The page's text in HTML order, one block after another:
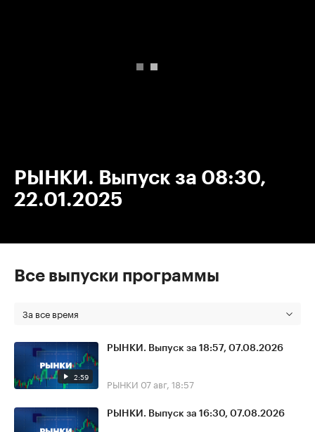
РЫНКИ. Выпуск за 08:30,
22.01.2025
Все выпуски программы
За все время
2:59
РЫНКИ. Выпуск за 18:57, 07.08.2026
РЫНКИ 07 авг, 18:57
РЫНКИ. Выпуск за 16:30, 07.08.2026